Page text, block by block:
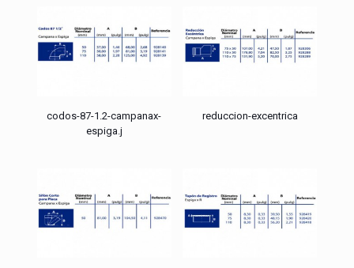
codos-87-1.2-campanax-
espiga.j
reduccion-excentrica